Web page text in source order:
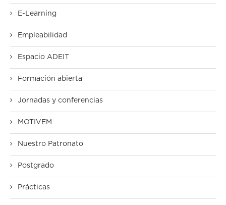
E-Learning
Empleabilidad
Espacio ADEIT
Formación abierta
Jornadas y conferencias
MOTIVEM
Nuestro Patronato
Postgrado
Prácticas